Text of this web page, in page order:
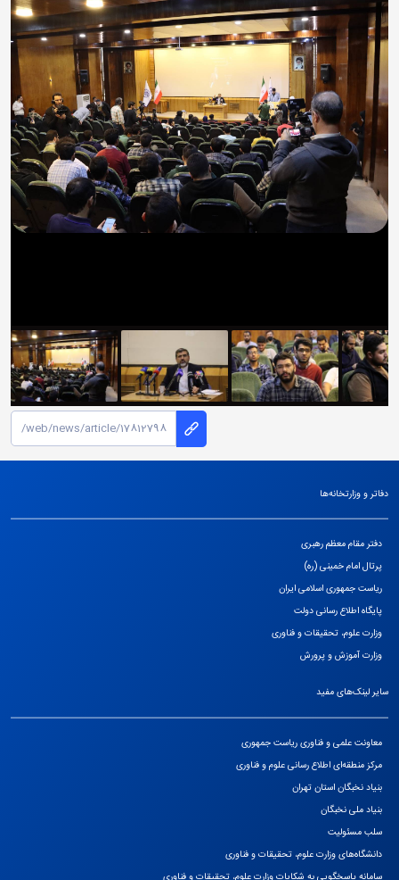
دفاتر و وزارتخانه‌ها
دفتر مقام معظم رهبری
پرتال امام خمینی (ره)
ریاست جمهوری اسلامی ایران
پایگاه اطلاع رسانی دولت
وزارت علوم، تحقیقات و فناوری
وزارت آموزش و پرورش
سایر لینک‌های مفید
معاونت علمی و فناوری ریاست جمهوری
مرکز منطقه‌ای اطلاع رسانی علوم و فناوری
بنیاد نخبگان استان تهران
بنیاد ملی نخبگان
سلب مسئولیت
دانشگاه‌های وزارت علوم، تحقیقات و فناوری
سامانه پاسخگویی به شکایات وزارت علوم، تحقیقات و فناوری